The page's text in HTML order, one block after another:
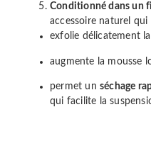
Conditionné dans un
accessoire naturel qui
exfolie délicatement
augmente la mousse
permet un séchage
qui facilite la